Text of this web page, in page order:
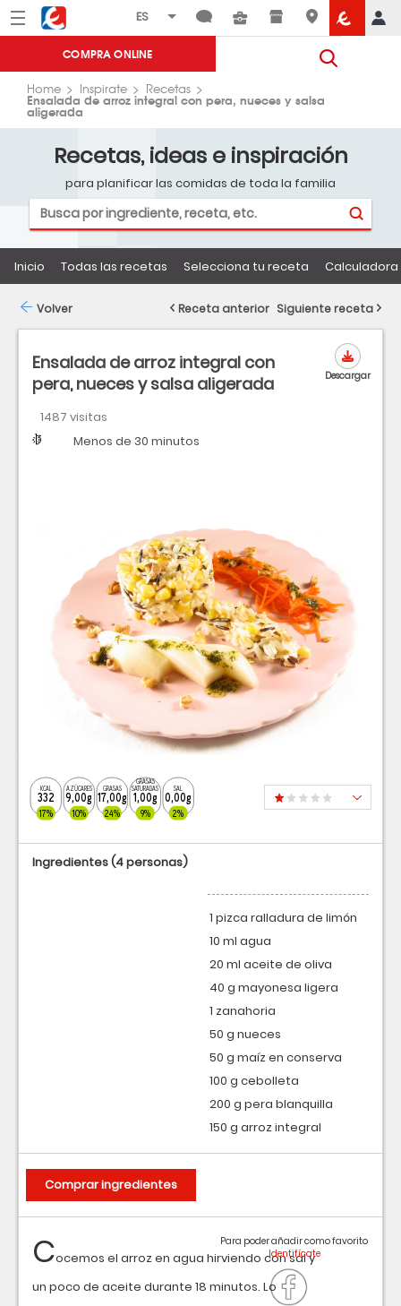
Menú Eroski
COMPRA ONLINE
Home Inspirate Recetas
Ensalada de arroz integral con pera, nueces y salsa
aligerada
Recetas, ideas e inspiración
para planificar las comidas de toda la familia
Inicio Todas las recetas Selecciona tu receta
Ensalada de arroz integral con
pera, nueces y salsa aligerada
1487 visitas
Dificultad
Tiempo Menos de 30 minutos
Descargar
KCAL
332
17%
AZÚCARES
9,00g
10%
GRASAS
17,00g
24%
GRASAS
SATURADAS
1,00g
9%
SAL
0,00g
2%
Cocemos el arroz en agua hirviendo con sal y
un poco de aceite durante 18 minutos. Lo
Para poder añadir como favorito
Ingredientes(4 personas)
1 pizca ralladura de limón
10 ml agua
20 ml aceite de oliva
40 g mayonesa ligera
1 zanahoria
50 g nueces
50 g maíz en conserva
100 g cebolleta
200 g pera blanquilla
150 g arroz integral
Comprar ingredientes
Volver Receta anterior Siguiente receta